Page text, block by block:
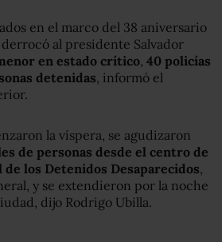
en el marco del 38 aniversario
al presidente Salvador
en estado crítico, 40 policías
detenidas, informó el
la víspera, se agudizaron
de personas desde el centro de
los Detenidos Desaparecidos,
y se extendieron por la noche
dijo Rodrigo Ubilla.